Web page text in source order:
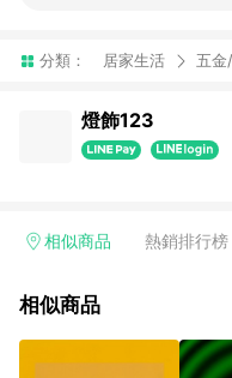
分類： 居家生活 五金
燈飾123
相似商品 熱銷排行榜
相似商品